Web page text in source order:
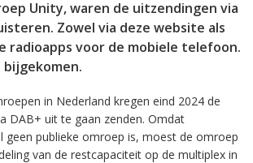
Unity, waren de uitzendingen via
Zowel via deze website als
radioapps voor de mobiele telefoon.
bijgekomen.
in Nederland kregen eind 2024 de
DAB+ uit te gaan zenden. Omdat
geen publieke omroep is, moest de omroep
van de restcapaciteit op de multiplex in